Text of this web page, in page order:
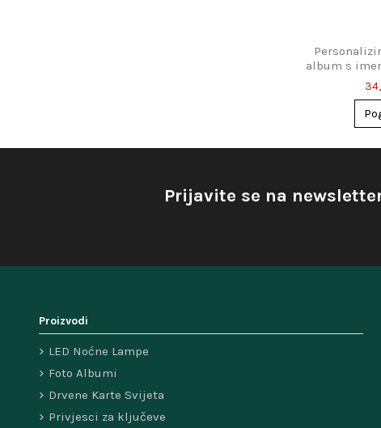
album s
i
Prijavite se na
Proizvodi
LED Noćne Lampe
Foto Albumi
Drvene Karte Svijeta
Privjesci za ključeve